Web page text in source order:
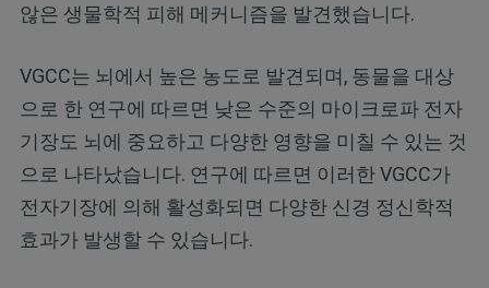
않은 생물학적 피해 메커니즘을 발견했습니다.
VGCC는 뇌에서 높은 농도로 발견되며, 동물을 대상
으로 한 연구에 따르면 낮은 수준의 마이크로파 전자
기장도 뇌에 중요하고 다양한 영향을 미칠 수 있는 것
으로 나타났습니다. 연구에 따르면 이러한 VGCC가
전자기장에 의해 활성화되면 다양한 신경 정신학적
효과가 발생할 수 있습니다.